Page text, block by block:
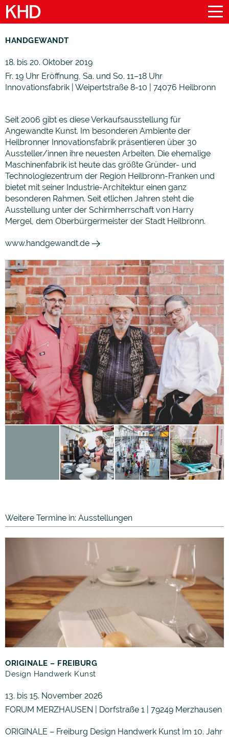
HANDGEWANDT
18. bis 20. Oktober 2019
Fr. 19 Uhr Eröffnung, Sa. und So. 11–18 Uhr
Innovationsfabrik | Weipertstraße 8-10 | 74076 Heilbronn
Seit 2006 gibt es diese Verkaufsausstellung für
Angewandte Kunst. Im besonderen Ambiente der
Heilbronner Innovationsfabrik präsentieren über 30
Aussteller/innen ihre neuesten Arbeiten. Die ehemalige
Maschinenfabrik ist heute das größte Gründer- und
Technologiezentrum der Region Heilbronn-Franken und
bietet mit seiner Industrie-Architektur einen ganz
besonderen Rahmen. Seit etlichen Jahren steht die
Ausstellung unter der Schirmherrschaft von Harry
Mergel, dem Oberbürgermeister der Stadt Heilbronn.
www.handgewandt.de
Weitere Termine in: Ausstellungen
ORIGINALE – FREIBURG
Design Handwerk Kunst
13. bis 15. November 2026
FORUM MERZHAUSEN | Dorfstraße 1 | 79249 Merzhausen
ORIGINALE – Freiburg Design Handwerk Kunst Im 10. Jahr